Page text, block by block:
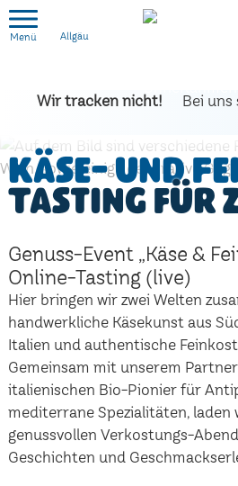
Allgäu
Wir tracken nicht!
Bei uns
Käse- und
Tasting für
Genuss-Event „Käse &
Online-Tasting (live)
Hier bringen wir zwei Welten
handwerkliche Käsekunst aus
Italien und authentische
Gemeinsam mit unserem Partner
italienischen Bio-Pionier für
mediterrane Spezialitäten, laden
genussvollen Verkostungs-
Geschichten und